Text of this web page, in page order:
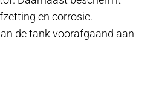
en corrosie.
de tank voorafgaand aan